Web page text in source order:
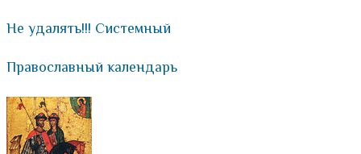
Не удалять!!! Системный
Православный календарь